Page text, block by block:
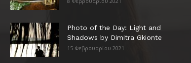
Photo of the Day: Light and
Shadows by Dimitra Gkionte
15 Φεβρουαρίου 2021